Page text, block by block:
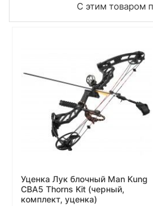
С этим товаром
Уценка Лук блочный Man Kung
CBA5 Thorns Kit (черный,
комплект, уценка)